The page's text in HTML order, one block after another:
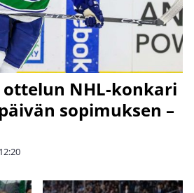
NHL-konkari
sopimuksen –
12:20